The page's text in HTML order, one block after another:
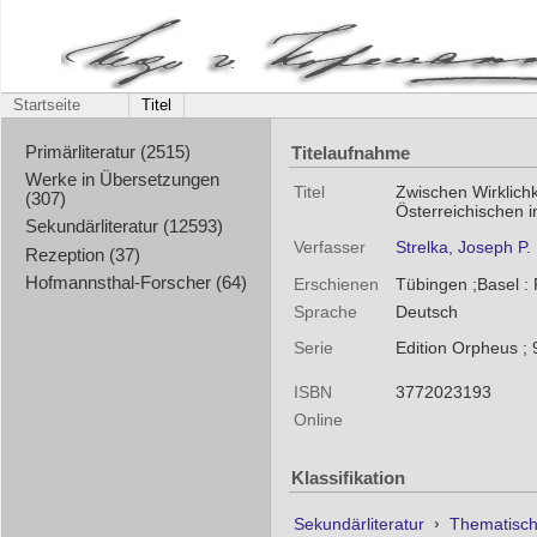
Startseite Titel
Primärliteratur (2515)
Werke in Übersetzungen
(307)
Sekundärliteratur (12593)
Rezeption (37)
Hofmannsthal-Forscher (64)
Titelaufnahme
Titel
Zwischen
Österreichischen
Verfasser
Strelka, Joseph P.
Erschienen
Tübingen ;Basel :
Sprache
Deutsch
Serie
Edition Orpheus ;
ISBN
3772023193
Online
Klassifikation
Sekundärliteratur ›